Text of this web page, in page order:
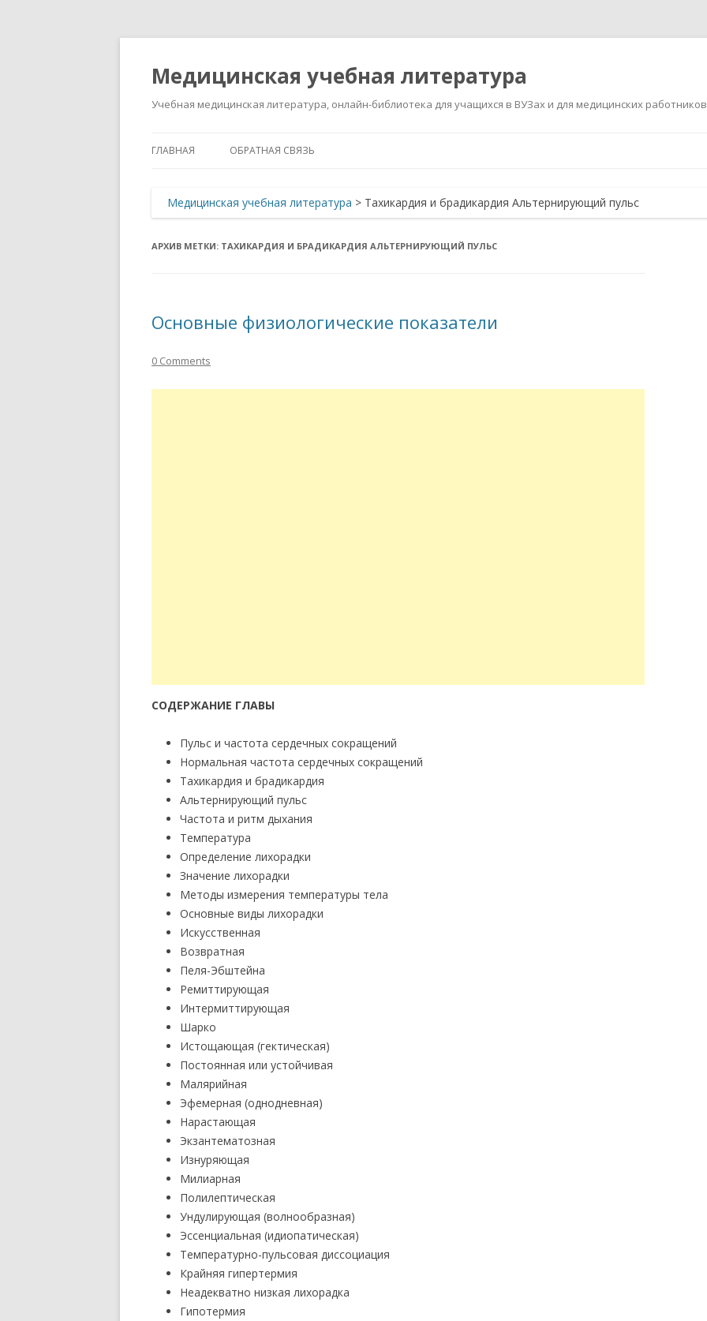
Медицинская учебная литература
Учебная медицинская литература, онлайн-библиотека для учащихся в ВУЗах и для медицинских работников
ГЛАВНАЯ ОБРАТНАЯ СВЯЗЬ
Медицинская учебная литература > Тахикардия и брадикардия Альтернирующий пульс
АРХИВ МЕТКИ: ТАХИКАРДИЯ И БРАДИКАРДИЯ АЛЬТЕРНИРУЮЩИЙ ПУЛЬС
Основные физиологические показатели
0 Comments
СОДЕРЖАНИЕ ГЛАВЫ
Пульс и частота сердечных сокращений
Нормальная частота сердечных сокращений
Тахикардия и брадикардия
Альтернирующий пульс
Частота и ритм дыхания
Температура
Определение лихорадки
Значение лихорадки
Методы измерения температуры тела
Основные виды лихорадки
Искусственная
Возвратная
Пеля-Эбштейна
Ремиттирующая
Интермиттирующая
Шарко
Истощающая (гектическая)
Постоянная или устойчивая
Малярийная
Эфемерная (однодневная)
Нарастающая
Экзантематозная
Изнуряющая
Милиарная
Полилептическая
Ундулирующая (волнообразная)
Эссенциальная (идиопатическая)
Температурно-пульсовая диссоциация
Крайняя гипертермия
Неадекватно низкая лихорадка
Гипотермия